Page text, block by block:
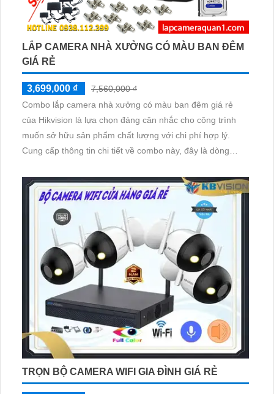
LẮP CAMERA NHÀ XƯỞNG CÓ MÀU BAN ĐÊM
GIÁ RẺ
3,699,000 ₫
7,560,000 ₫
Combo lắp camera nhà xưởng có màu ban đêm giá rẻ
của Hikvision là lựa chọn đáng cân nhắc cho công trình
muốn sở hữu sản phẩm chất lượng với chi phí hợp lý.
Cung cấp thông tin chi tiết về combo này, đây là dòng
an toàn cho nhà xưởng và giúp nâng cao hiệu suất làm
TRỌN BỘ CAMERA WIFI GIA ĐÌNH GIÁ RẺ